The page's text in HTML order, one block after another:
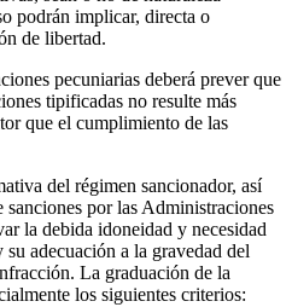
podrán implicar, directa o
de libertad.
pecuniarias deberá prever que
tipificadas no resulte más
que el cumplimiento de las
del régimen sancionador, así
por las Administraciones
la debida idoneidad y necesidad
adecuación a la gravedad del
La graduación de la
los siguientes criterios: